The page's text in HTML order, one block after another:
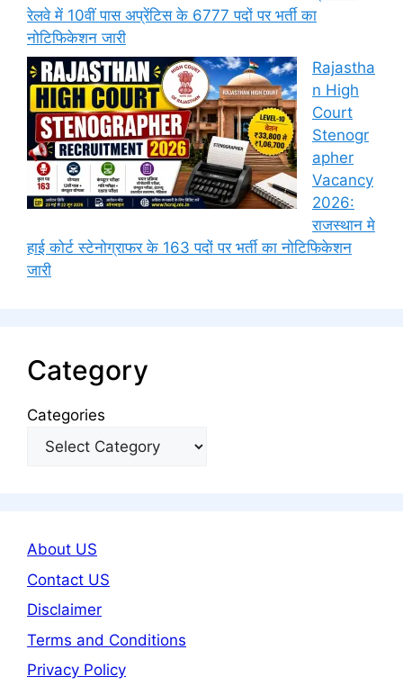
रेलवे में 10वीं पास अप्रेंटिस के 6777 पदों पर भर्ती का
नोटिफिकेशन जारी
Rajastha
n High
Court
Stenogr
apher
Vacancy
2026:
राजस्थान मे
हाई कोर्ट स्टेनोग्राफर के 163 पदों पर भर्ती का नोटिफिकेशन
जारी
Category
Categories
About US
Contact US
Disclaimer
Terms and Conditions
Privacy Policy